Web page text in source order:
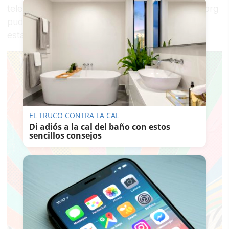
telemática al correo electrónico: pablo@fegadi.org
pudiendo descargar la solicitud desde
esta dirección
EL TRUCO CONTRA LA CAL
Di adiós a la cal del baño con estos
sencillos consejos